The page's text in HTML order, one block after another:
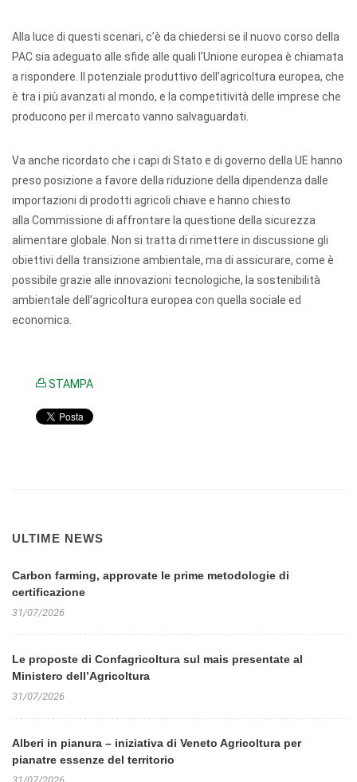
Alla luce di questi scenari, c’è da chiedersi se il nuovo corso della
PAC sia adeguato alle sfide alle quali l’Unione europea è chiamata
a rispondere. Il potenziale produttivo dell’agricoltura europea, che
è tra i più avanzati al mondo, e la competitività delle imprese che
producono per il mercato vanno salvaguardati.
Va anche ricordato che i capi di Stato e di governo della UE hanno
preso posizione a favore della riduzione della dipendenza dalle
importazioni di prodotti agricoli chiave e hanno chiesto
alla Commissione di affrontare la questione della sicurezza
alimentare globale. Non si tratta di rimettere in discussione gli
obiettivi della transizione ambientale, ma di assicurare, come è
possibile grazie alle innovazioni tecnologiche, la sostenibilità
ambientale dell’agricoltura europea con quella sociale ed
economica.
STAMPA
ULTIME NEWS
Carbon farming, approvate le prime metodologie di
certificazione
31/07/2026
Le proposte di Confagricoltura sul mais presentate al
Ministero dell’Agricoltura
31/07/2026
Alberi in pianura – iniziativa di Veneto Agricoltura per
pianatre essenze del territorio